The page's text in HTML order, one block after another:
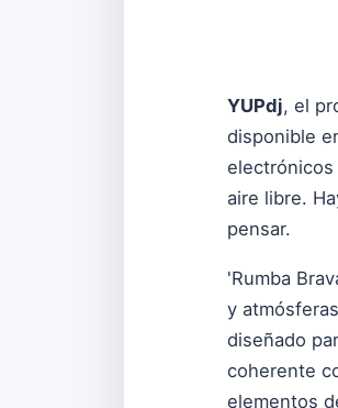
YUPdj, el
disponible
electrónicos
aire libre.
pensar.
'Rumba
y
diseñado
coherente
elementos